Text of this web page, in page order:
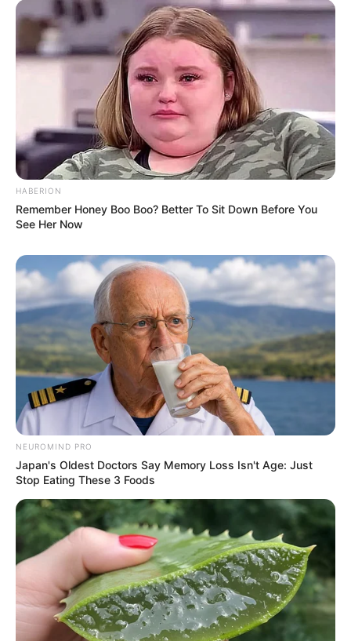
HABERION
Remember Honey Boo Boo? Better To Sit Down Before You
See Her Now
NEUROMIND PRO
Japan's Oldest Doctors Say Memory Loss Isn't Age: Just
Stop Eating These 3 Foods